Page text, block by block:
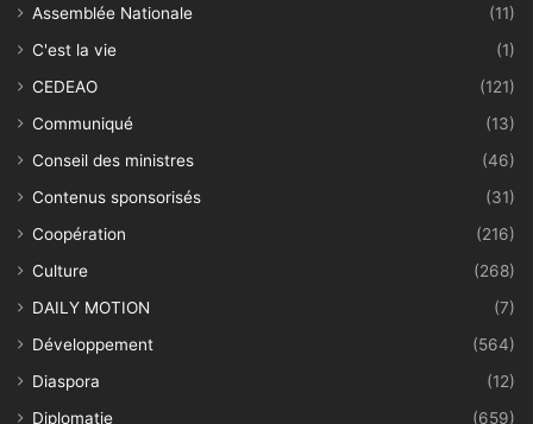
Assemblée Nationale
(11)
C'est la vie
(1)
CEDEAO
(121)
Communiqué
(13)
Conseil des ministres
(46)
Contenus sponsorisés
(31)
Coopération
(216)
Culture
(268)
DAILY MOTION
(7)
Développement
(564)
Diaspora
(12)
Diplomatie
(659)